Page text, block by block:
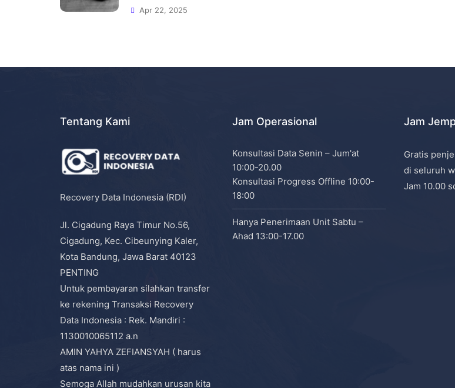
Apr 22, 2025
Tentang Kami
Recovery Data Indonesia (RDI)
Jl. Cigadung Raya Timur No.56,
Cigadung, Kec. Cibeunying Kaler,
Kota Bandung, Jawa Barat 40123
PENTING
Untuk pembayaran silahkan transfer
ke rekening Transaksi Recovery
Data Indonesia : Rek. Mandiri :
1130010065112 a.n
AMIN YAHYA ZEFIANSYAH ( harus
atas nama ini )
Semoga Allah mudahkan urusan kita
Jam Operasional
Konsultasi Data Senin – Jum'at
10:00-20.00
Konsultasi Progress Offline 10:00-
18:00
Hanya Penerimaan Unit Sabtu –
Ahad 13:00-17.00
Jam
Gratis
di seluruh
Jam 10.00